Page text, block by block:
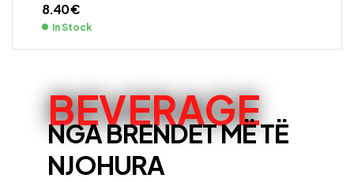
8.40€
In Stock
BEVERAGE
NGA BRENDET MË TË
NJOHURA